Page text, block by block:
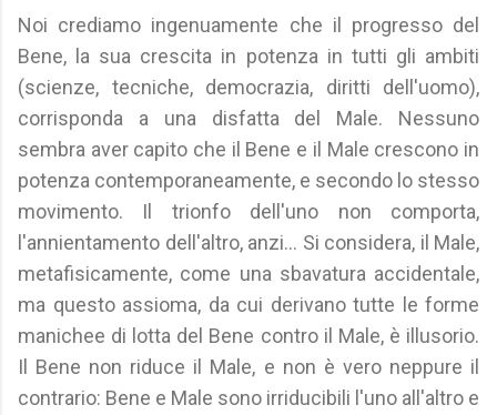
Noi crediamo ingenuamente che il progresso del
Bene, la sua crescita in potenza in tutti gli ambiti
(scienze, tecniche, democrazia, diritti dell'uomo),
corrisponda a una disfatta del Male. Nessuno
sembra aver capito che il Bene e il Male crescono in
potenza contemporaneamente, e secondo lo stesso
movimento. Il trionfo dell'uno non comporta,
l'annientamento dell'altro, anzi... Si considera, il Male,
metafisicamente, come una sbavatura accidentale,
ma questo assioma, da cui derivano tutte le forme
manichee di lotta del Bene contro il Male, è illusorio.
Il Bene non riduce il Male, e non è vero neppure il
contrario: Bene e Male sono irriducibili l'uno all'altro e